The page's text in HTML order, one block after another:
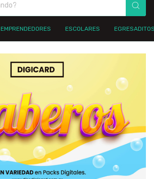
EMPRENDEDORES ESCOLARES